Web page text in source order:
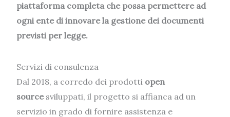
piattaforma completa che possa permettere ad
ogni ente di innovare la gestione dei documenti
previsti per legge.
Servizi di consulenza
Dal 2018, a corredo dei prodotti open
sourcesviluppati, il progetto si affianca ad un
servizio in grado di fornire assistenza e